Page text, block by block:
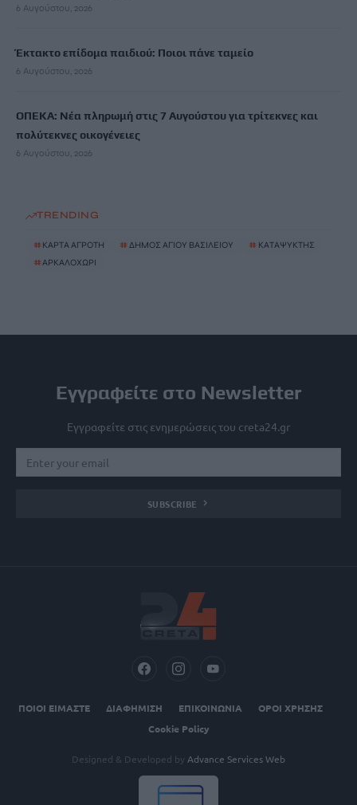
6 Αυγούστου, 2026
Έκτακτο επίδομα παιδιού: Ποιοι πάνε ταμείο
6 Αυγούστου, 2026
ΟΠΕΚΑ: Νέα πληρωμή στις 7 Αυγούστου για τρίτεκνες και
πολύτεκνες οικογένειες
6 Αυγούστου, 2026
TRENDING
# ΚΑΡΤΑ ΑΓΡΟΤΗ # ΔΗΜΟΣ ΑΓΙΟΥ ΒΑΣΙΛΕΙΟΥ # ΚΑΤΑΨΥΚΤΗΣ
#ΑΡΚΑΛΟΧΩΡΙ
Εγγραφείτε στο Newsletter
Εγγραφείτε στις ενημερώσεις του creta24.gr
SUBSCRIBE
ΠΟΙΟΙ ΕΙΜΑΣΤΕ ΔΙΑΦΗΜΙΣΗ ΕΠΙΚΟΙΝΩΝΙΑ
ΟΡΟΙ ΧΡΗΣΗΣ
Cookie Policy
Designed & Developed by Advance Services Web